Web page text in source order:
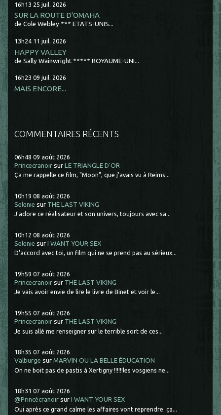
16h13 25 juil. 2026
SUR LA ROUTE D'OMAHA
de Cole Webley *** ETATS-UNIS...
13h24 11 juil. 2026
HAPPY VALLEY
de Sally Wainwright ***** ROYAUME-UNI...
16h23 09 juil. 2026
MAIS ENCORE...
COMMENTAIRES RÉCENTS
06h48 09 août 2026
Princecranoir surLE TRIANGLE D'OR
Ça me rappelle ce film, "Moon", que j'avais vu à Reims...
10h19 08 août 2026
Selenie sur THE LAST VIKING
J'adore ce réalisateur et son univers, toujours avec sa...
10h12 08 août 2026
Selenie surI WANT YOUR SEX
D'accord avec toi, un film qui ne se prend pas au sérieux...
19h59 07 août 2026
Princecranoir sur THE LAST VIKING
Je vais avoir envie de lire le livre de Binet et voir le...
19h55 07 août 2026
Princecranoir sur THE LAST VIKING
Je suis allé me renseigner sur le terrible sort de ces...
18h35 07 août 2026
Valburge surMARVIN OU LA BELLE ÉDUCATION
On ne boit pas de pastis à Xertigny !!!!!!les vosgiens ne...
18h31 07 août 2026
@Princécranoir surI WANT YOUR SEX
Oui après ce grand calme les affaires vont reprendre. ça...